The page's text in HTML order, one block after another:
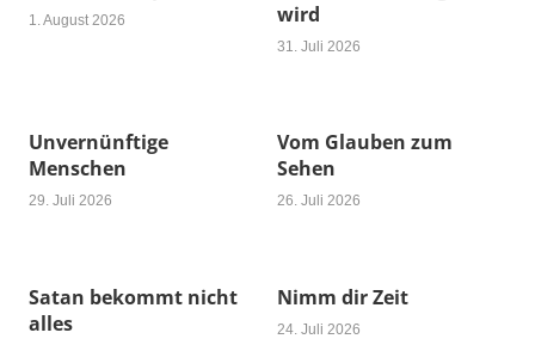
1. August 2026
wird
31. Juli 2026
Unvernünftige
Menschen
29. Juli 2026
Vom Glauben zum
Sehen
26. Juli 2026
Satan bekommt nicht
alles
Nimm dir Zeit
24. Juli 2026